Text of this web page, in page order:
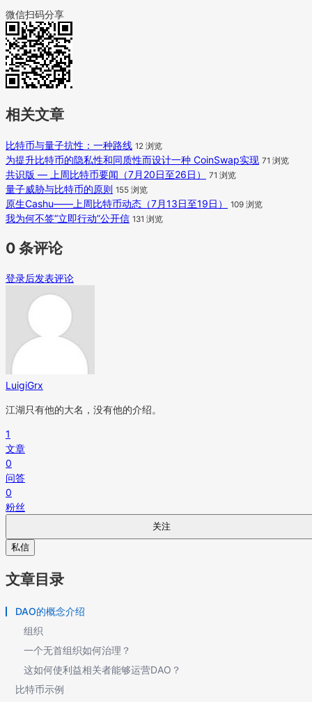
微信扫码分享
相关文章
比特币与量子抗性：一种路线 12 浏览
为提升比特币的隐私性和同质性而设计一种 CoinSwap实现 71 浏览
共识版 — 上周比特币要闻（7月20日至26日） 71 浏览
量子威胁与比特币的原则 155 浏览
原生Cashu——上周比特币动态（7月13日至19日） 109 浏览
我为何不签“立即行动”公开信 131 浏览
0 条评论
登录后发表评论
LuigiGrx
江湖只有他的大名，没有他的介绍。
1
文章
0
问答
0
粉丝
关注
私信
文章目录
DAO的概念介绍
组织
一个无首组织如何治理？
这如何使利益相关者能够运营DAO？
比特币示例